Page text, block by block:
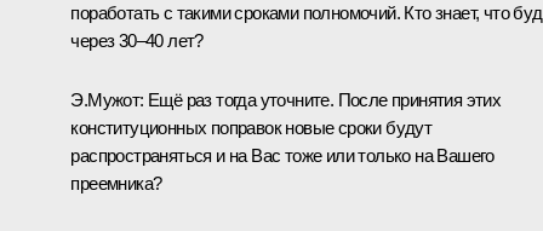
поработать с такими сроками полномочий. Кто знает, что
через 30–40 лет?
Э.Мужот: Ещё раз тогда уточните. После принятия этих
конституционных поправок новые сроки будут
распространяться и на Вас тоже или только на Вашего
преемника?